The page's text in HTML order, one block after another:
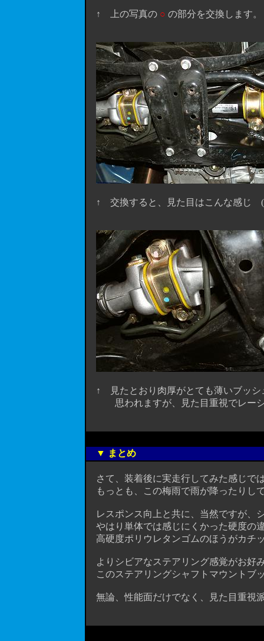
↑ 上の写真の ○ の部分を交換します。
↑ 交換すると、見た目はこんな感じ
↑ 見たとおり肉厚がとても薄いブッシ
思われますが、見た目重視でレーシ
▼ まとめ
さて、装着後に実走行してみた感じで
もっとも、この梅雨で雨が降ったりし
レスポンス向上と共に、当然ですが、
やはり単体では感じにくかった硬度の
高硬度ポリウレタンゴムのほうがカチ
よりシビアなステアリング感覚がお好
このステアリングシャフトマウントブ
無論、性能面だけでなく、見た目重視